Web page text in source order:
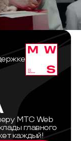
МТС Web
главного
каждый!